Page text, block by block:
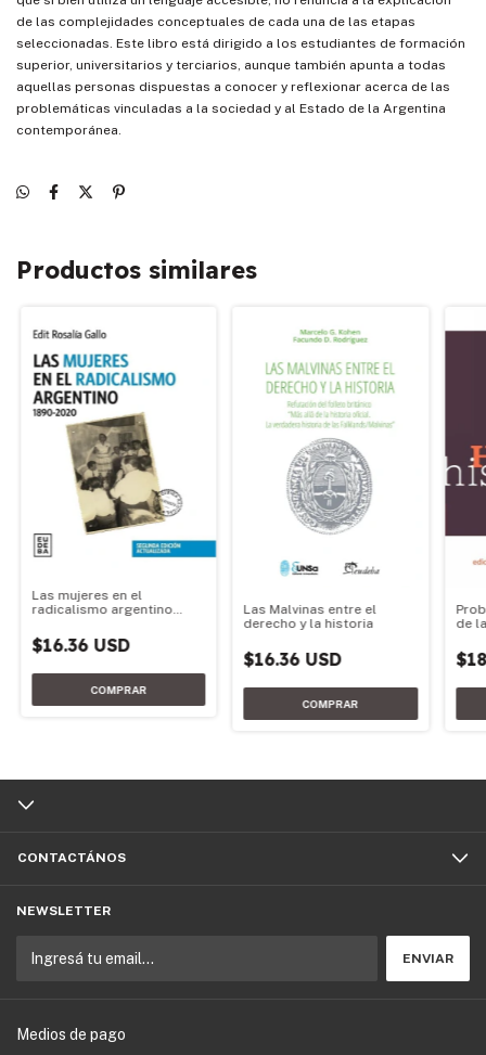
de las complejidades conceptuales de cada una de las etapas
seleccionadas. Este libro está dirigido a los estudiantes de formación
superior, universitarios y terciarios, aunque también apunta a todas
aquellas personas dispuestas a conocer y reflexionar acerca de las
problemáticas vinculadas a la sociedad y al Estado de la Argentina
contemporánea.
Productos similares
Las mujeres en el
radicalismo argentino
$16.36 USD
Las Malvinas entre el
derecho y la historia
$16.36 USD
de
CONTACTÁNOS
NEWSLETTER
Medios de pago